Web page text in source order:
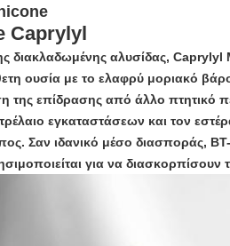
Caprylyl
διακλαδωμένης αλυσίδας,
ουσία με το ελαφρύ μοριακό
επίδρασης από άλλο πτητικό
εγκαταστάσεων και τον
Σαν ιδανικό μέσο διασποράς,
για να διασκορπίσουν